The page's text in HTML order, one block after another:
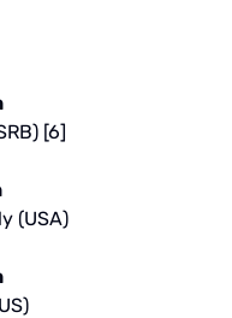
[6]
(USA)